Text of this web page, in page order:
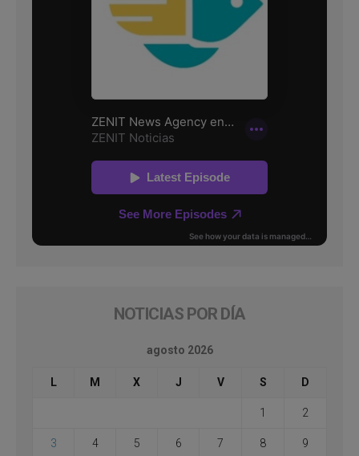
NOTICIAS POR DÍA
agosto 2026
L M X J V S D
1 2
3 4 5 6 7 8 9